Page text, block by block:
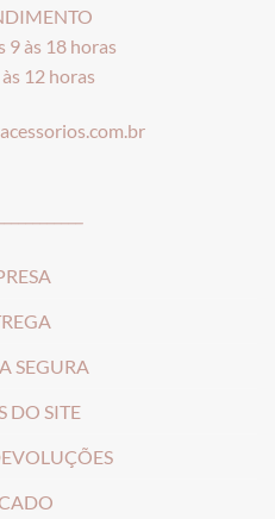
9 às 18 horas
12 horas
SEGURA
DO SITE